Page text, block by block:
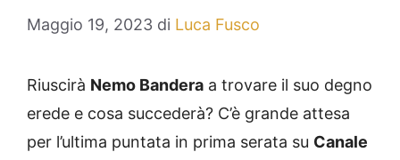
Maggio 19, 2023 di Luca Fusco
Riuscirà Nemo Bandera a trovare il suo degno
erede e cosa succederà? C’è grande attesa
per l’ultima puntata in prima serata su Canale